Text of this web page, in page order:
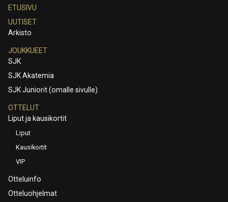
ETUSIVU
UUTISET
Arkisto
JOUKKUEET
SJK
SJK Akatemia
SJK Juniorit (omalle sivulle)
OTTELUT
Liput ja kausikortit
Liput
Kausikortit
VIP
Otteluinfo
Otteluohjelmat